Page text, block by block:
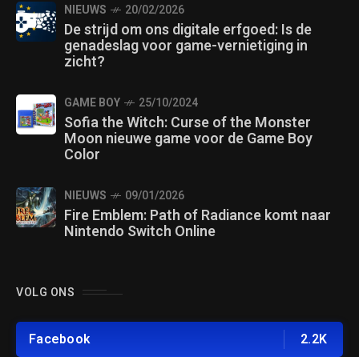
NIEUWS 20/02/2026
De strijd om ons digitale erfgoed: Is de
genadeslag voor game-vernietiging in
zicht?
GAME BOY 25/10/2024
Sofia the Witch: Curse of the Monster
Moon nieuwe game voor de Game Boy
Color
NIEUWS 09/01/2026
Fire Emblem: Path of Radiance komt naar
Nintendo Switch Online
VOLG ONS
Facebook 2.2K